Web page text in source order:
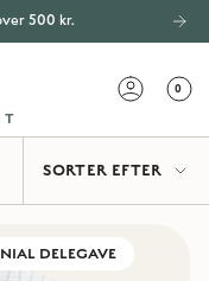
500 kr.
over 400 kr.
KONTO
0
SORTER
EFTER
SORTER EFTER
DELEGAVE